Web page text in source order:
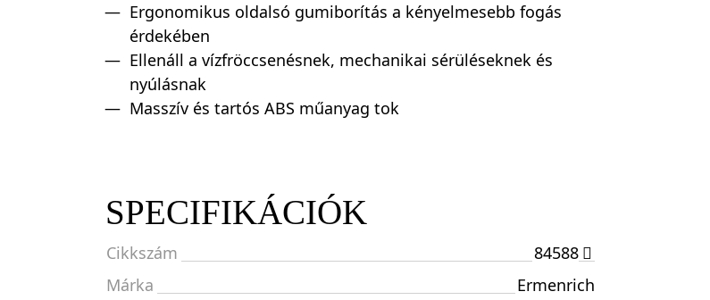
Ergonomikus oldalsó gumiborítás a kényelmesebb fogás
érdekében
Ellenáll a vízfröccsenésnek, mechanikai sérüléseknek és
nyúlásnak
Masszív és tartós ABS műanyag tok
SPECIFIKÁCIÓK
Cikkszám
84588
Márka
Ermenrich